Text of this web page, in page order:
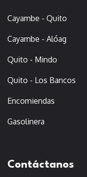
Cayambe - Quito
Cayambe - Alóag
Quito - Mindo
Quito - Los Bancos
Encomiendas
Gasolinera
Contáctanos